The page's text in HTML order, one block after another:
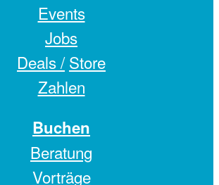
Events
Jobs
Deals / Store
Zahlen
Buchen
Beratung
Vorträge